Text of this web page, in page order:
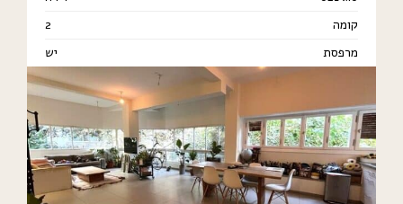
קומה
2
מרפסת
יש